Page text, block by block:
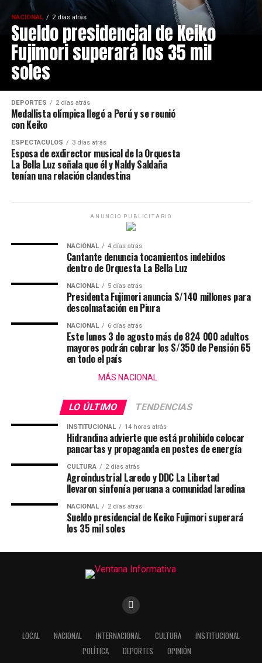
NACIONAL 2 días atrás
Sueldo presidencial de Keiko
Fujimori superará los 35 mil
soles
DEPORTES 2 días atrás
Medallista olímpica llegó a Perú y se reunió
con Keiko
ESPECTÁCULOS 3 días atrás
Esposa de exdirector musical de la Orquesta
La Bella Luz señala que él y Naldy Saldaña
tenían una relación clandestina
ANUNCIO PUBLICITARIO
NACIONAL 4 días atrás
Cantante denuncia tocamientos indebidos
dentro de Orquesta La Bella Luz
NACIONAL 5 días atrás
Presidenta Fujimori anuncia S/140 millones para
descolmatación en Piura
NACIONAL 6 días atrás
Este lunes 3 de agosto más de 824 000 adultos
mayores podrán cobrar los S/350 de Pensión 65
en todo el país
MÁS NACIONAL
LO ÚLTIMO TENDENCIAS
INSTITUCIONAL 14 horas atrás
Hidrandina advierte que está prohibido colocar
pancartas y propaganda en postes de energía
CULTURA 2 días atrás
Agroindustrial Laredo y DDC La Libertad
llevaron sinfonía peruana a comunidad laredina
NACIONAL 2 días atrás
Sueldo presidencial de Keiko Fujimori superará
los 35 mil soles
LOCAL NACIONAL INTERNACIONAL CULTURA
INSTITUCIONAL
POLÍTICA
DEPORTES OPINIÓN